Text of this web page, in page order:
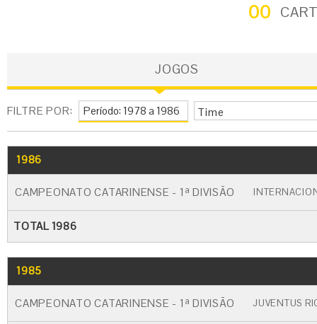
00
JOGOS
FILTRE POR: Time
1986
CAMPEONATO CATARINENSE - 1ª DIVISÃO
TOTAL 1986
1985
CAMPEONATO CATARINENSE - 1ª DIVISÃO JUVENTUS